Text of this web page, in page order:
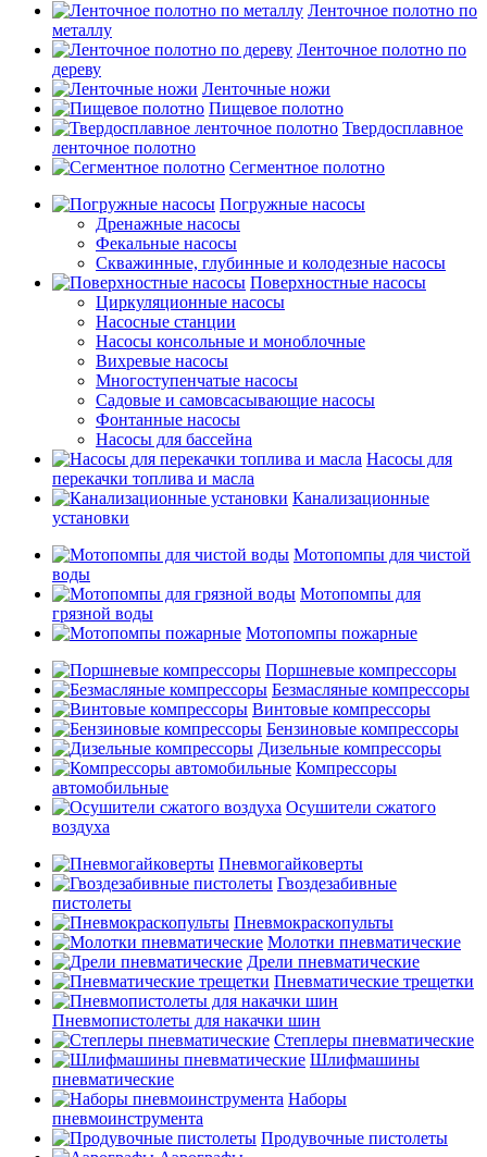
Ленточное полотно по
металлу
Ленточное полотно по
дереву
Ленточные ножи
Пищевое полотно
Твердосплавное
ленточное полотно
Сегментное полотно
Погружные насосы
Дренажные насосы
Фекальные насосы
Скважинные, глубинные и колодезные насосы
Поверхностные насосы
Циркуляционные насосы
Насосные станции
Насосы консольные и моноблочные
Вихревые насосы
Многоступенчатые насосы
Садовые и самовсасывающие насосы
Фонтанные насосы
Насосы для бассейна
Насосы для
перекачки топлива и масла
Канализационные
установки
Мотопомпы для чистой
воды
Мотопомпы для
грязной воды
Мотопомпы пожарные
Поршневые компрессоры
Безмасляные компрессоры
Винтовые компрессоры
Бензиновые компрессоры
Дизельные компрессоры
Компрессоры
автомобильные
Осушители сжатого
воздуха
Пневмогайковерты
Гвоздезабивные
пистолеты
Пневмокраскопульты
Молотки пневматические
Дрели пневматические
Пневматические трещетки
Пневмопистолеты для накачки шин
Степлеры пневматические
Шлифмашины
пневматические
Наборы
пневмоинструмента
Продувочные пистолеты